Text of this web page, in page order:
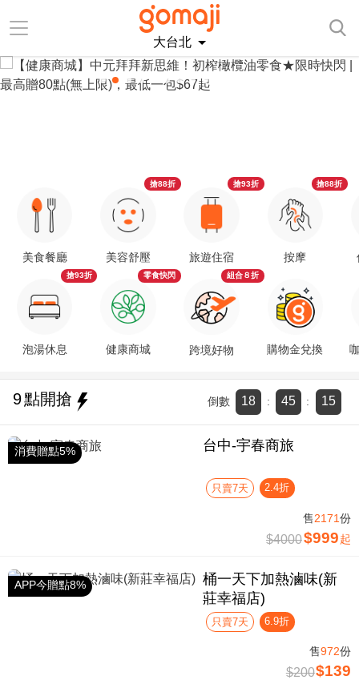
大台北
美食餐廳
泡湯休息
搶93折
美容舒壓
搶88折
健康商城
零食快閃
旅遊住宿
搶93折
跨境好物
組合８折
按摩
搶88折
購物金兌換
9點開搶 倒數 18 : 45 : 15
消費贈點5% 台中-宇春商旅
只賣7天 2.4折
售2171份
$4000$999 起
APP今贈點8%
桶一天下加熱滷味(新
莊幸福店)
只賣7天 6.9折
售972份
$200$139